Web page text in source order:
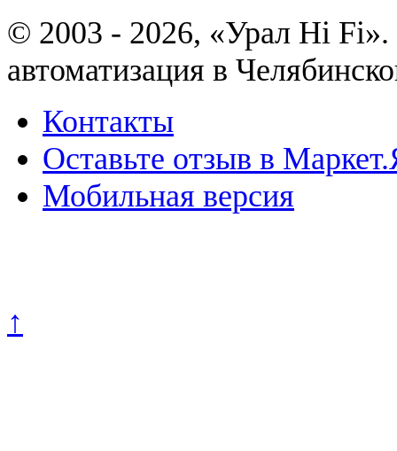
© 2003 - 2026, «Урал Hi
автоматизация в
Контакты
Оставьте отзыв в
Мобильная версия
↑